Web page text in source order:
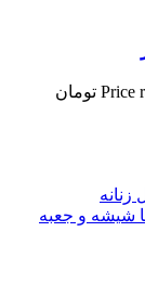
Price range: 950,000 تومان